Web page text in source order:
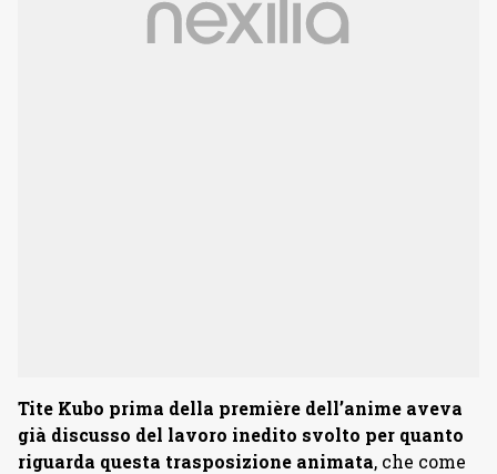
Tite Kubo prima della première dell’anime aveva
già discusso del lavoro inedito svolto per quanto
riguarda questa trasposizione animata, che come